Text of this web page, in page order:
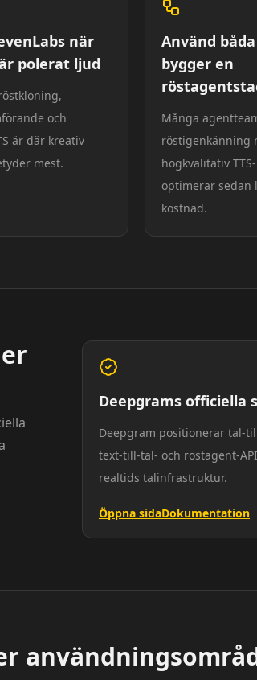
när
polerat ljud
och
är där kreativ
mest.
Använd
bygger en
Många
röstigenkänning
högkvalitativ
optimerar sedan
kostnad.
Deepgrams officiella
Deepgram positionerar tal-
text-till-tal- och röstagent-
realtids talinfrastruktur.
Öppna sidaDokumentation